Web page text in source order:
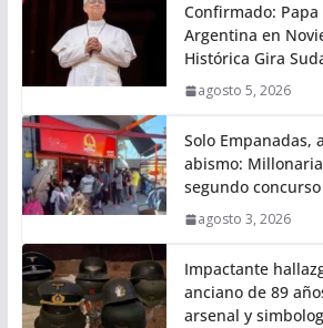
Confirmado: Papa
Argentina en
Histórica Gira
agosto 5, 2026
Solo Empanadas,
abismo:
segundo
agosto 3, 2026
Impactante
anciano de 89
arsenal y